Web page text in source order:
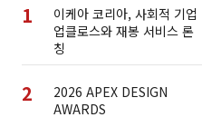
1
이케아 코리아, 사회적 기업
업클로스와 재봉 서비스 론
칭
2
2026 APEX DESIGN
AWARDS